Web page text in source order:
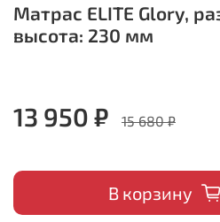
Матрас ELITE Glory,
высота: 230 мм
13 950 ₽ 15 680 ₽
В корзину